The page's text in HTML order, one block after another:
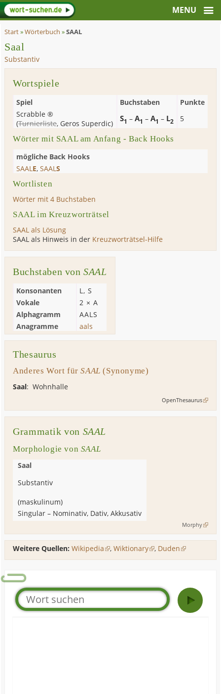
Start»Wörterbuch »SAAL
Saal
Substantiv
Wortspiele
Spiel Buchstaben
Punkte
Scrabble ®
(Turnierliste, Geros Superdic) S1 –A1 –A1 – L2 5
Wörter mit SAAL am Anfang - Back Hooks
mögliche Back Hooks
SAALE,SAALS
Wortlisten
Wörter mit 4 Buchstaben
SAAL im Kreuzworträtsel
SAAL als Lösung
SAAL als Hinweis in der Kreuzworträtsel-Hilfe
Buchstaben vonSAAL
Konsonanten L,S
Vokale
2 ×A
Alphagramm
AALS
Anagramme
aals
Thesaurus
Anderes Wort fürSAAL (Synonyme)
Saal:Wohnhalle
OpenThesaurus
Grammatik von SAAL
Morphologie von SAAL
Saal
Substantiv
(maskulinum)
Singular – Nominativ, Dativ, Akkusativ
Morphy
Weitere Quellen: Wikipedia ,Wiktionary , Duden